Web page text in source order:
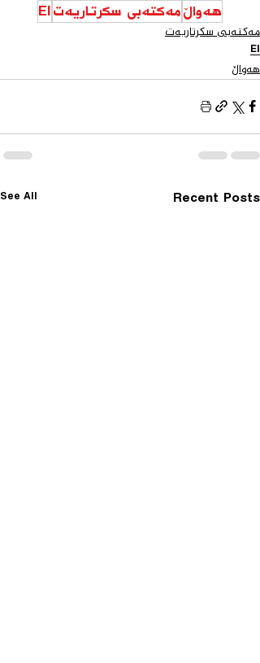
هەواڵمەكتەبی سكرتاریەتEI
مەكتەبی سكرتاریەت
EI
هەواڵ
Recent Posts
See All